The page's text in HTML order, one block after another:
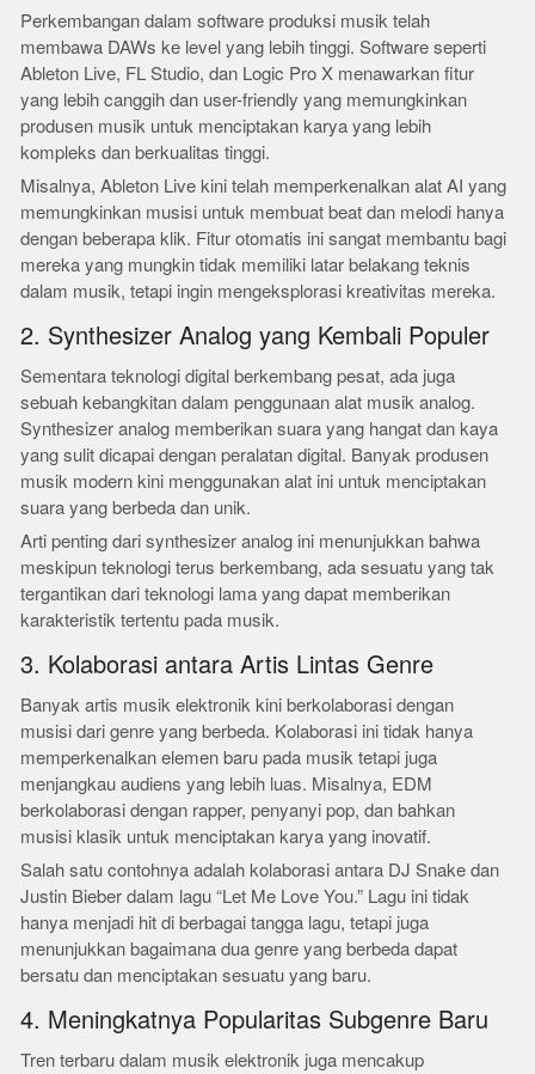
Perkembangan dalam software produksi musik telah
membawa DAWs ke level yang lebih tinggi. Software seperti
Ableton Live, FL Studio, dan Logic Pro X menawarkan fitur
yang lebih canggih dan user-friendly yang memungkinkan
produsen musik untuk menciptakan karya yang lebih
kompleks dan berkualitas tinggi.
Misalnya, Ableton Live kini telah memperkenalkan alat AI yang
memungkinkan musisi untuk membuat beat dan melodi hanya
dengan beberapa klik. Fitur otomatis ini sangat membantu bagi
mereka yang mungkin tidak memiliki latar belakang teknis
dalam musik, tetapi ingin mengeksplorasi kreativitas mereka.
2. Synthesizer Analog yang Kembali Populer
Sementara teknologi digital berkembang pesat, ada juga
sebuah kebangkitan dalam penggunaan alat musik analog.
Synthesizer analog memberikan suara yang hangat dan kaya
yang sulit dicapai dengan peralatan digital. Banyak produsen
musik modern kini menggunakan alat ini untuk menciptakan
suara yang berbeda dan unik.
Arti penting dari synthesizer analog ini menunjukkan bahwa
meskipun teknologi terus berkembang, ada sesuatu yang tak
tergantikan dari teknologi lama yang dapat memberikan
karakteristik tertentu pada musik.
3. Kolaborasi antara Artis Lintas Genre
Banyak artis musik elektronik kini berkolaborasi dengan
musisi dari genre yang berbeda. Kolaborasi ini tidak hanya
memperkenalkan elemen baru pada musik tetapi juga
menjangkau audiens yang lebih luas. Misalnya, EDM
berkolaborasi dengan rapper, penyanyi pop, dan bahkan
musisi klasik untuk menciptakan karya yang inovatif.
Salah satu contohnya adalah kolaborasi antara DJ Snake dan
Justin Bieber dalam lagu “Let Me Love You.” Lagu ini tidak
hanya menjadi hit di berbagai tangga lagu, tetapi juga
menunjukkan bagaimana dua genre yang berbeda dapat
bersatu dan menciptakan sesuatu yang baru.
4. Meningkatnya Popularitas Subgenre Baru
Tren terbaru dalam musik elektronik juga mencakup